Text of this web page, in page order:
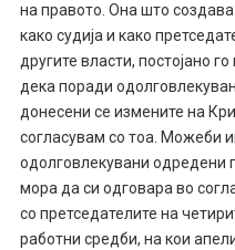
на правото. Она што создава
како судија и како
другите власти, постојано
дека поради
донесени се измените на
согласувам со тоа. Можеби
одолговлекувани одредени
мора да си одговара во
со претседателите на
работни средби, на кои